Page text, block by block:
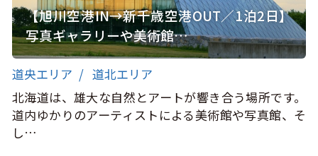
【旭川空港IN→新千歳空港OUT／1泊2日】
写真ギャラリーや美術館…
道央エリア
道北エリア
北海道は、雄大な自然とアートが響き合う場所です。
道内ゆかりのアーティストによる美術館や写真館、そ
し…